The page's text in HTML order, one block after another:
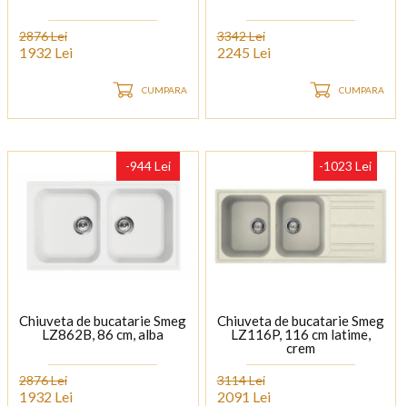
2876 Lei
1932 Lei
CUMPARA
3342 Lei
2245 Lei
CUMPARA
-944 Lei
Chiuveta de bucatarie Smeg
LZ862B, 86 cm, alba
2876 Lei
1932 Lei
-1023 Lei
Chiuveta de bucatarie Smeg
LZ116P, 116 cm latime,
crem
3114 Lei
2091 Lei